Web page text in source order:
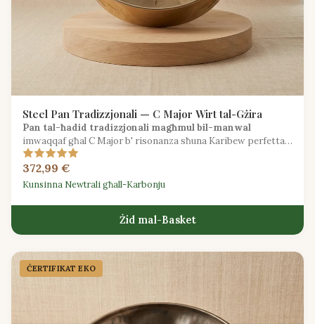
Steel Pan Tradizzjonali — C Major Wirt tal-Gżira
Pan tal-ħadid tradizzjonali magħmul bil-manwal
imwaqqaf għal C Major b' risonanza sħuna Karibew perfetta
għal ritmi ta' calypso u soca.
372,99 €
Kunsinna Newtrali għall-Karbonju
Żid mal-Basket
ĊERTIFIKAT EKO